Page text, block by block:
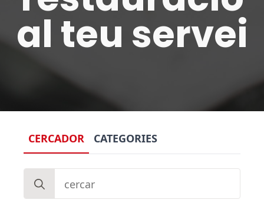
al teu servei
CERCADOR CATEGORIES
Search
for: